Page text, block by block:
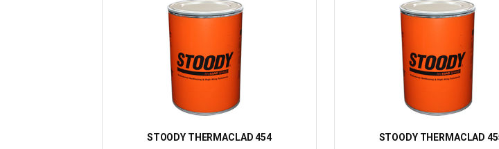
STOODY THERMACLAD 454 STOODY THERMACLAD